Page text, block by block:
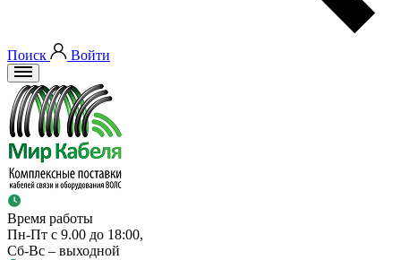
Поиск Войти
Время работы
Пн-Пт с 9.00 до 18:00,
Сб-Вс – выходной